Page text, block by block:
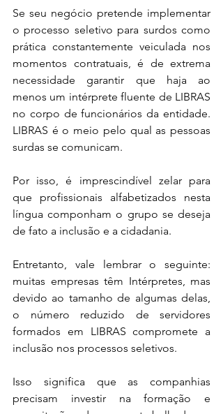
Se seu negócio pretende implementar
o processo seletivo para surdos como
prática constantemente veiculada nos
momentos contratuais, é de extrema
necessidade garantir que haja ao
menos um intérprete fluente de LIBRAS
no corpo de funcionários da entidade.
LIBRAS é o meio pelo qual as pessoas
surdas se comunicam.
Por isso, é imprescindível zelar para
que profissionais alfabetizados nesta
língua componham o grupo se deseja
de fato a inclusão e a cidadania.
Entretanto, vale lembrar o seguinte:
muitas empresas têm Intérpretes, mas
devido ao tamanho de algumas delas,
o número reduzido de servidores
formados em LIBRAS compromete a
inclusão nos processos seletivos.
Isso significa que as companhias
precisam investir na formação e